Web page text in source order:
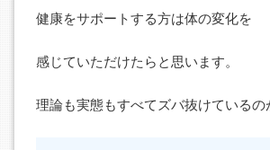
健康をサポートする方は体の変化を
感じていただけたらと思います。
理論も実態もすべてズバ抜けているの